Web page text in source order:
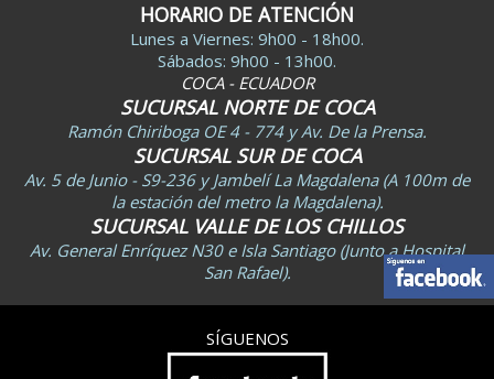
HORARIO DE ATENCIÓN
Lunes a Viernes: 9h00 - 18h00.
Sábados: 9h00 - 13h00.
COCA - ECUADOR
SUCURSAL NORTE DE COCA
Ramón Chiriboga OE 4 - 774 y Av. De la Prensa.
SUCURSAL SUR DE COCA
Av. 5 de Junio - S9-236 y Jambelí La Magdalena (A 100m de
la estación del metro la Magdalena).
SUCURSAL VALLE DE LOS CHILLOS
Av. General Enríquez N30 e Isla Santiago (Junto a Hospital
San Rafael).
SÍGUENOS